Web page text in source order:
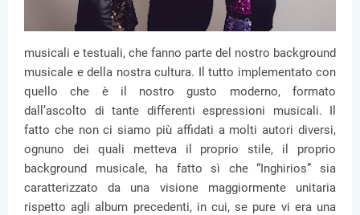
musicali e testuali, che fanno parte del nostro background
musicale e della nostra cultura. Il tutto implementato con
quello che è il nostro gusto moderno, formato
dall’ascolto di tante differenti espressioni musicali. Il
fatto che non ci siamo più affidati a molti autori diversi,
ognuno dei quali metteva il proprio stile, il proprio
background musicale, ha fatto sì che “Inghirios” sia
caratterizzato da una visione maggiormente unitaria
rispetto agli album precedenti, in cui, se pure vi era una